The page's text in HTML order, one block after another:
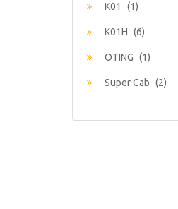
K01 (1)
K01H (6)
OTING (1)
Super Cab (2)